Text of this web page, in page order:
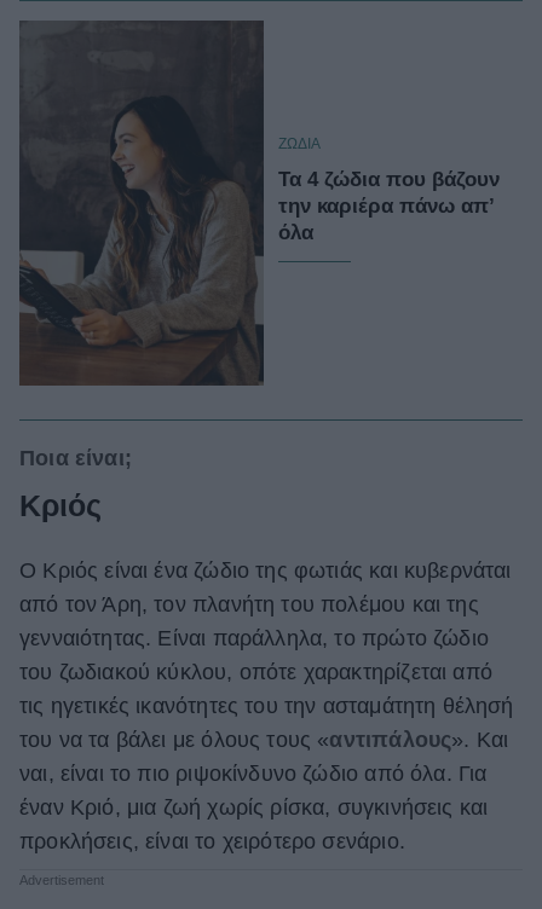
ΖΩΔΙΑ
Τα 4 ζώδια που βάζουν
την καριέρα πάνω απ’
όλα
Ποια είναι;
Κριός
Ο Κριός είναι ένα ζώδιο της φωτιάς και κυβερνάται
από τον Άρη, τον πλανήτη του πολέμου και της
γενναιότητας. Είναι παράλληλα, το πρώτο ζώδιο
του ζωδιακού κύκλου, οπότε χαρακτηρίζεται από
τις ηγετικές ικανότητες του την ασταμάτητη θέλησή
του να τα βάλει με όλους τους «αντιπάλους». Και
ναι, είναι το πιο ριψοκίνδυνο ζώδιο από όλα. Για
έναν Κριό, μια ζωή χωρίς ρίσκα, συγκινήσεις και
προκλήσεις, είναι το χειρότερο σενάριο.